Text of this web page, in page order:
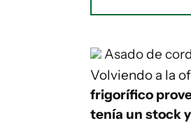
Asado de
Volviendo a la
frigorífico
tenía un stock